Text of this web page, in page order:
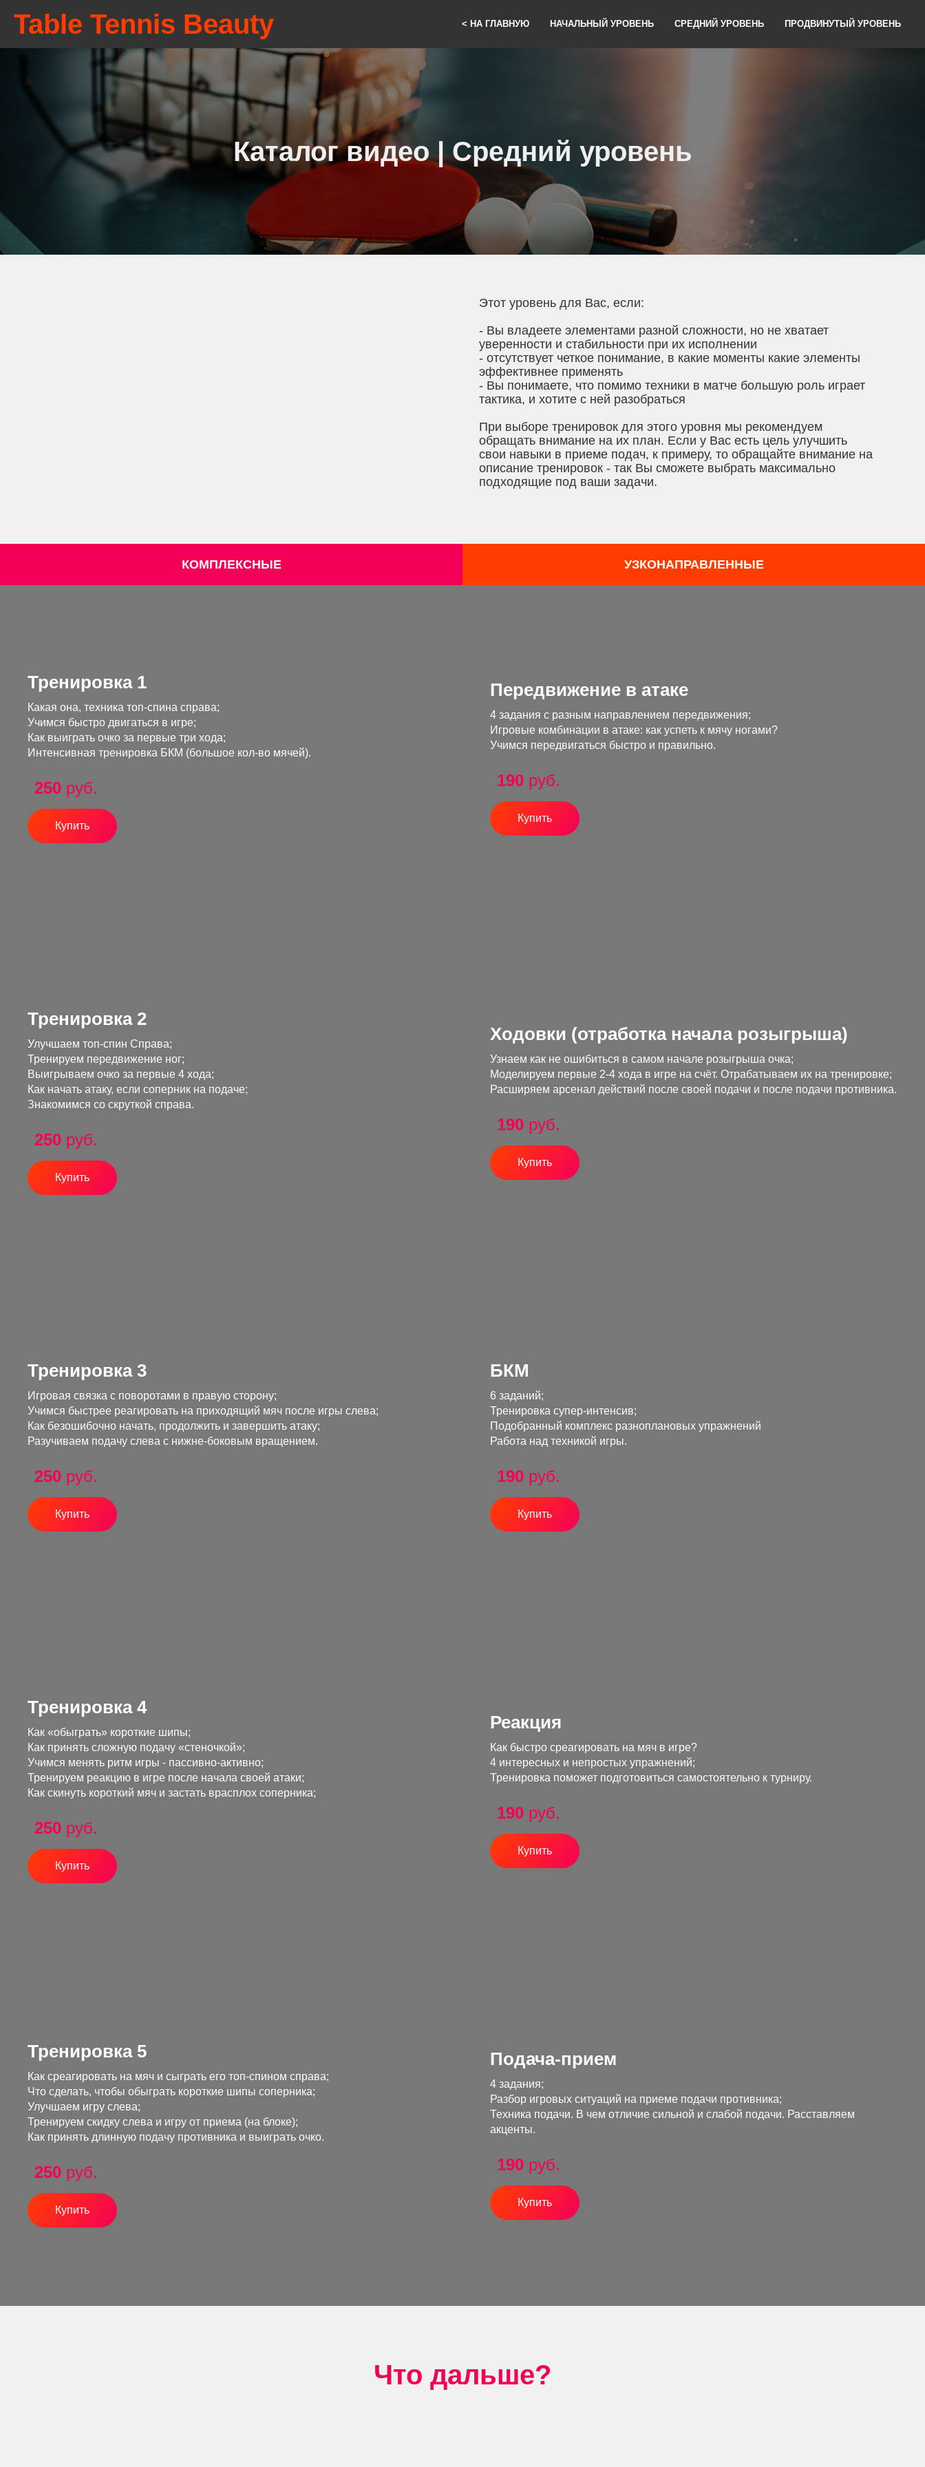
Table Tennis Beauty < НА ГЛАВНУЮ НАЧАЛЬНЫЙ УРОВЕНЬ СРЕДНИЙ УРОВЕНЬ ПРОДВИНУТЫЙ УРОВЕНЬ
Каталог видео | Средний уровень
Этот уровень для Вас, если:
- Вы владеете элементами разной сложности, но не хватает
уверенности и стабильности при их исполнении
- отсутствует четкое понимание, в какие моменты какие элементы
эффективнее применять
- Вы понимаете, что помимо техники в матче большую роль играет
тактика, и хотите с ней разобраться
При выборе тренировок для этого уровня мы рекомендуем
обращать внимание на их план. Если у Вас есть цель улучшить
свои навыки в приеме подач, к примеру, то обращайте внимание на
описание тренировок - так Вы сможете выбрать максимально
подходящие под ваши задачи.
КОМПЛЕКСНЫЕ
Тренировка 1
Какая она, техника топ-спина справа;
Учимся быстро двигаться в игре;
Как выиграть очко за первые три хода;
Интенсивная тренировка БКМ (большое кол-во мячей).
250 руб.
Купить
Тренировка 2
Улучшаем топ-спин Справа;
Тренируем передвижение ног;
Выигрываем очко за первые 4 хода;
Как начать атаку, если соперник на подаче;
Знакомимся со скруткой справа.
250 руб.
Купить
Тренировка 3
Игровая связка с поворотами в правую сторону;
Учимся быстрее реагировать на приходящий мяч после игры слева;
Как безошибочно начать, продолжить и завершить атаку;
Разучиваем подачу слева с нижне-боковым вращением.
250 руб.
Купить
Тренировка 4
Как «обыграть» короткие шипы;
Как принять сложную подачу «стеночкой»;
Учимся менять ритм игры - пассивно-активно;
Тренируем реакцию в игре после начала своей атаки;
Как скинуть короткий мяч и застать врасплох соперника;
250 руб.
Купить
Тренировка 5
Как среагировать на мяч и сыграть его топ-спином справа;
Что сделать, чтобы обыграть короткие шипы соперника;
Улучшаем игру слева;
Тренируем скидку слева и игру от приема (на блоке);
Как принять длинную подачу противника и выиграть очко.
250 руб.
Купить
УЗКОНАПРАВЛЕННЫЕ
Передвижение в атаке
4 задания с разным направлением передвижения;
Игровые комбинации в атаке: как успеть к мячу ногами?
Учимся передвигаться быстро и правильно.
190 руб.
Купить
Ходовки (отработка начала розыгрыша)
Узнаем как не ошибиться в самом начале розыгрыша очка;
Моделируем первые 2-4 хода в игре на счёт. Отрабатываем их на тренировке;
Расширяем арсенал действий после своей подачи и после подачи противника.
190 руб.
Купить
БКМ
6 заданий;
Тренировка супер-интенсив;
Подобранный комплекс разноплановых упражнений
Работа над техникой игры.
190 руб.
Купить
Реакция
Как быстро среагировать на мяч в игре?
4 интересных и непростых упражнений;
Тренировка поможет подготовиться самостоятельно к турниру.
190 руб.
Купить
Подача-прием
4 задания;
Разбор игровых ситуаций на приеме подачи противника;
Техника подачи. В чем отличие сильной и слабой подачи. Расставляем
акценты.
190 руб.
Купить
Что дальше?